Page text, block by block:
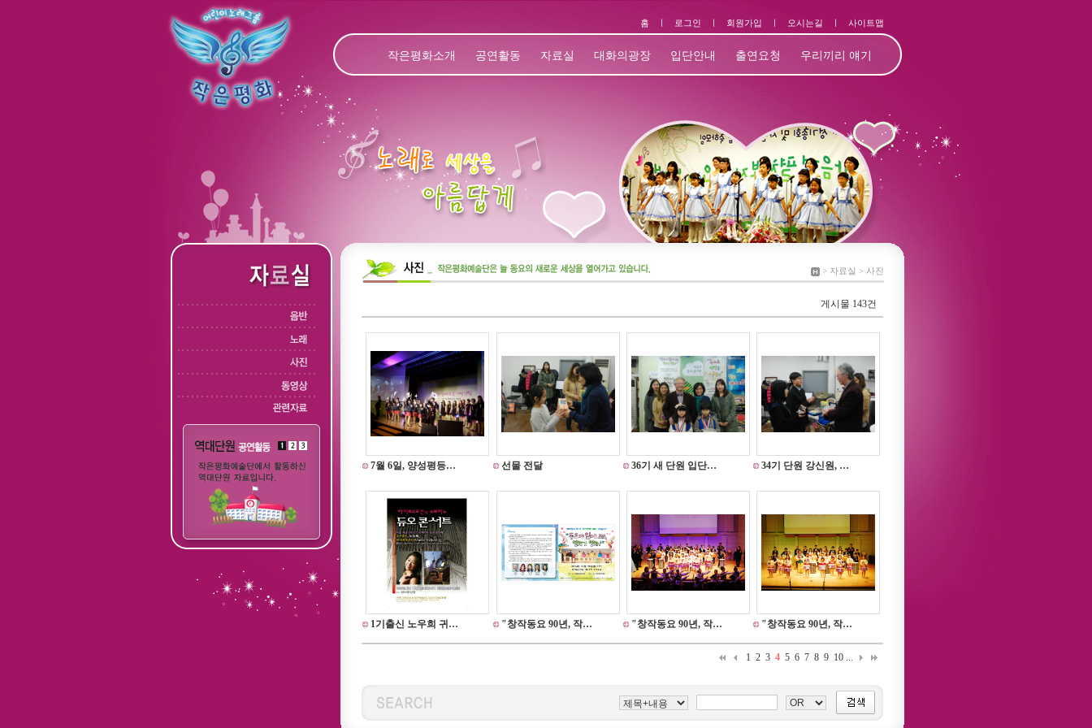
사이트맵
ㅣ
오시는길
ㅣ
회원가입
ㅣ
로그인
ㅣ
홈
작은평화소개 공연활동 자료실 대화의광장 입단안내 출연요청 우리끼리 얘기
> 자료실 > 사진
게시물 143건
7월 6일, 양성평등… 선물 전달 36기 새 단원 입단… 34기 단원 강신원, …
1기출신 노우희 귀… "창작동요 90년, 작… "창작동요 90년, 작… "창작동요 90년, 작…
1 2 3 4 5 6 7 8 9 10 ...